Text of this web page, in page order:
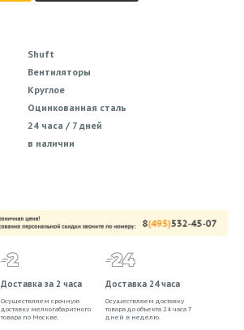
Shuft
Вентиляторы
Круглое
Оцинкованная сталь
24 часа / 7 дней
в наличии
Доставка за 2 часа
Осуществляем срочную
доставку мелкогабаритного
товара по Москве.
Доставка 24 часа
Осуществляем доставку
товара до объекта 24 часа 7
дней в неделю.